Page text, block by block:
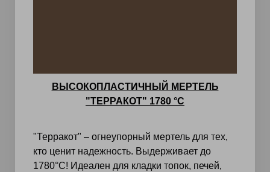
ВЫСОКОПЛАСТИЧНЫЙ МЕРТЕЛЬ
"ТЕРРАКОТ" 1780 °C
"Терракот" – огнеупорный мертель для тех,
кто ценит надежность. Выдерживает до
1780°С! Идеален для кладки топок, печей,